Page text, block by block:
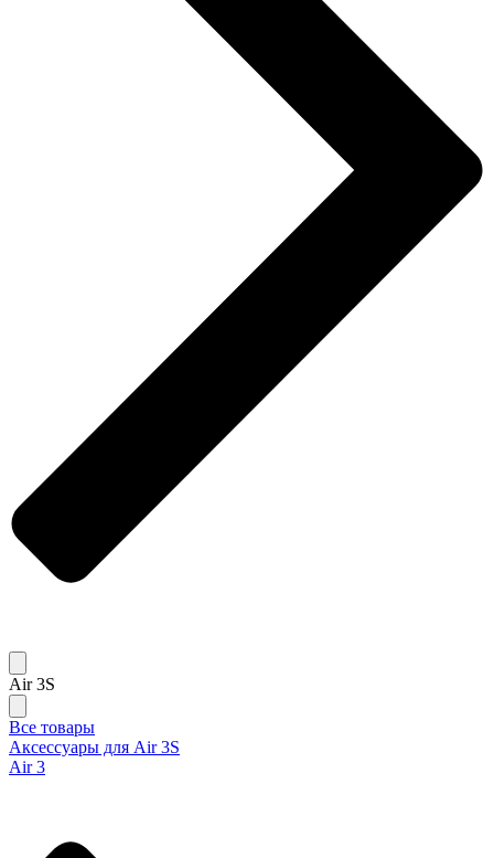
Air 3S
Все товары
Аксессуары для Air 3S
Air 3